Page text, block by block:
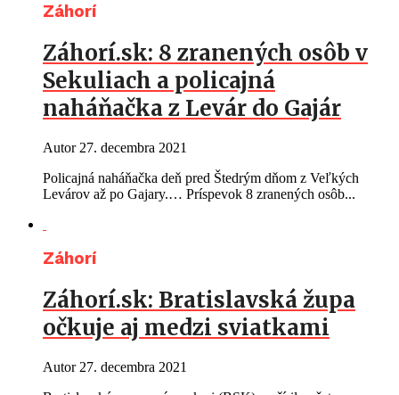
Záhorí
Záhorí.sk: 8 zranených osôb v
Sekuliach a policajná
naháňačka z Levár do Gajár
Autor 27. decembra 2021
Policajná naháňačka deň pred Štedrým dňom z Veľkých
Levárov až po Gajary.… Príspevok 8 zranených osôb...
Záhorí
Záhorí.sk: Bratislavská župa
očkuje aj medzi sviatkami
Autor 27. decembra 2021